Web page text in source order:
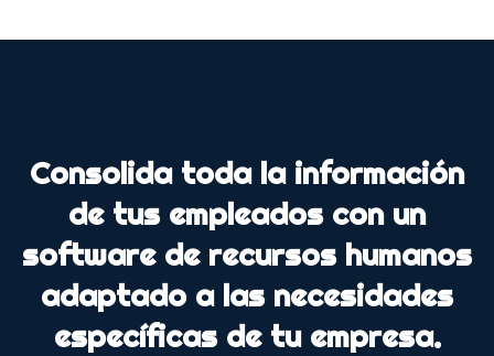
Consolida toda la información
de tus empleados con un
software de recursos humanos
adaptado a las necesidades
específicas de tu empresa.